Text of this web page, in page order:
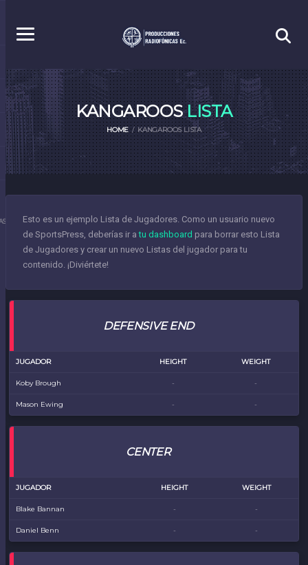
KANGAROOSLISTA
HOME KANGAROOS LISTA
Esto es un ejemplo Lista de Jugadores. Como un usuario nuevo
de SportsPress, deberías ir atu dashboard para borrar esto Lista
de Jugadores y crear un nuevo Listas del jugador para tu
contenido. ¡Diviértete!
DEFENSIVE END
JUGADOR HEIGHT WEIGHT
Koby Brough - -
Mason Ewing - -
CENTER
JUGADOR HEIGHT WEIGHT
Blake Bannan - -
Daniel Benn - -